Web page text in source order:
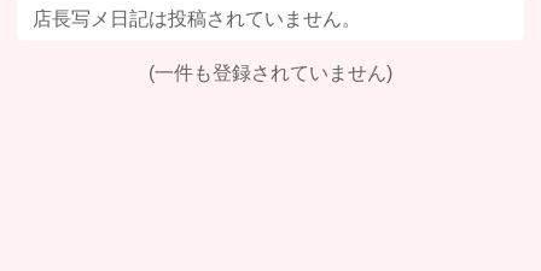
店長写メ日記は投稿されていません。
(一件も登録されていません)